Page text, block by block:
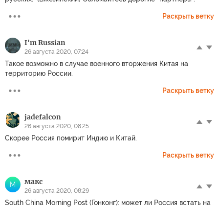
Раскрыть ветку
I'm Russian
26 августа 2020, 07:24
Такое возможно в случае военного вторжения Китая на
территорию России.
Раскрыть ветку
jadefalcon
26 августа 2020, 08:25
Скорее Россия помирит Индию и Китай.
Раскрыть ветку
М макс
26 августа 2020, 08:29
South China Morning Post (Гонконг): может ли Россия встать на